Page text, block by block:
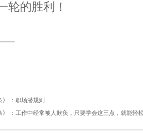
轮的胜利！
：职场潜规则
》 ：工作中经常被人欺负，只要学会这三点，就能轻